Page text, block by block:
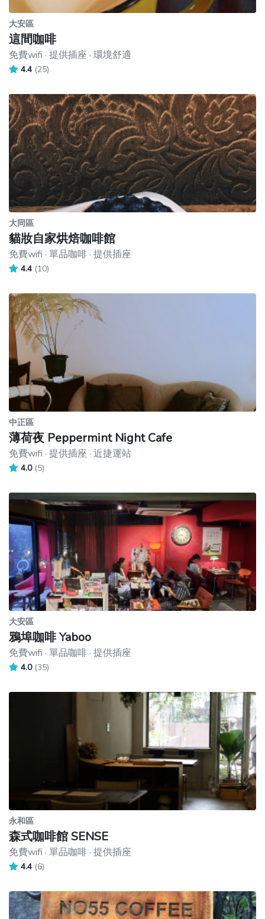
大安區
這間咖啡
免費wifi · 提供插座 · 環境舒適
4.4 (25)
大同區
貓妝自家烘焙咖啡館
免費wifi · 單品咖啡 · 提供插座
4.4 (10)
中正區
薄荷夜 Peppermint Night Cafe
免費wifi · 提供插座 · 近捷運站
4.0 (5)
大安區
鴉埠咖啡 Yaboo
免費wifi · 單品咖啡 · 提供插座
4.0 (35)
永和區
森式咖啡館 SENSE
免費wifi · 單品咖啡 · 提供插座
4.4 (6)